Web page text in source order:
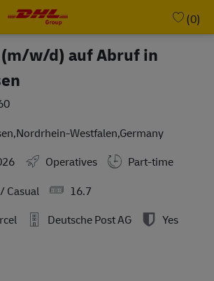
Skip to main content
(0)
w/d) auf Abruf in
Westfalen,Germany
Operatives
Part-time
Casual
16.7
Deutsche Post AG Yes